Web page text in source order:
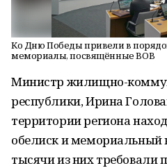
Ко Дню Победы привели в
мемориалы, посвящённые ВОВ
Министр жилищно-
республики, Ирина
территории региона
обелиск и мемориальный
тысячи из них требовали